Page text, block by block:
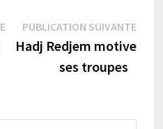
Publication
précédente :
PUBLICATION SUIVANTE
Hadj Redjem motive
ses troupes